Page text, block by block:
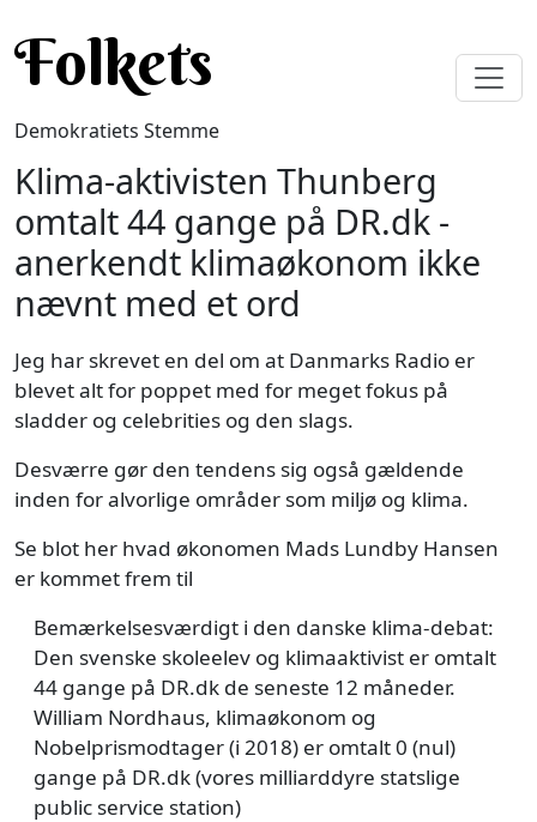
Folkets
Demokratiets Stemme
Klima-aktivisten Thunberg
omtalt 44 gange på DR.dk -
anerkendt klimaøkonom ikke
nævnt med et ord
Jeg har skrevet en del om at Danmarks Radio er
blevet alt for poppet med for meget fokus på
sladder og celebrities og den slags.
Desværre gør den tendens sig også gældende
inden for alvorlige områder som miljø og klima.
Se blot her hvad økonomen Mads Lundby Hansen
er kommet frem til
Bemærkelsesværdigt i den danske klima-debat:
Den svenske skoleelev og klimaaktivist er omtalt
44 gange på DR.dk de seneste 12 måneder.
William Nordhaus, klimaøkonom og
Nobelprismodtager (i 2018) er omtalt 0 (nul)
gange på DR.dk (vores milliarddyre statslige
public service station)